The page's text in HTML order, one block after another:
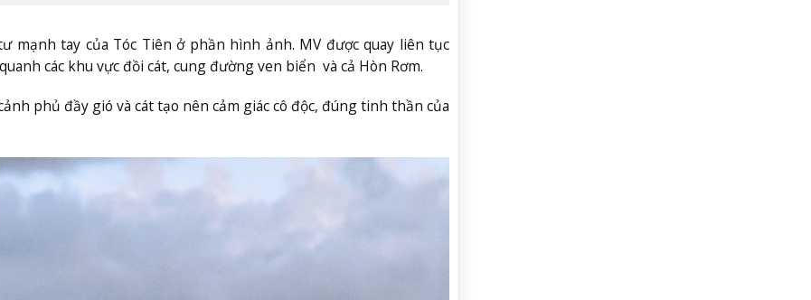
mạnh tay của Tóc Tiên ở phần hình ảnh. MV được quay liên tục
các khu vực đồi cát, cung đường ven biển và cả Hòn Rơm.
phủ đầy gió và cát tạo nên cảm giác cô độc, đúng tinh thần của